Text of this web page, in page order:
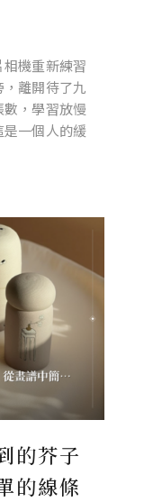
機重新練習
離開待了九
，學習放慢
一個人的緩
的芥子
的線條